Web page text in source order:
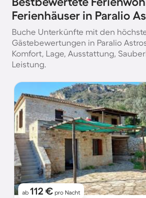
Ferienhäuser in Paralio
Buche Unterkünfte mit den
Gästebewertungen in Paralio
Komfort, Lage, Ausstattung,
Leistung.
ab 112 € pro Nacht